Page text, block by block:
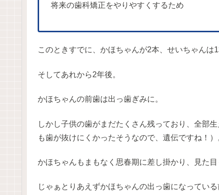
将来の歯科矯正をやりやすくするため
このときすでに、かほちゃんが2本、せいちゃんは
そしてあれから2年後。
かほちゃんの前歯は出っ歯ぎみに。
しかし子供の歯がまだたくさん残っており、全部
も歯が抜けにくかったそうなので、遺伝ですね！）
かほちゃんもまもなく思春期に差し掛かり、見た
じゃぁとりあえずかほちゃんの出っ歯になってい